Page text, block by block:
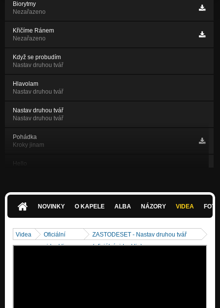
Biorytmy
Nezařazeno
Křičíme Ránem
Nezařazeno
Když se probudím
Nastav druhou tvář
Hlavolam
Nastav druhou tvář
Nastav druhou tvář
Nastav druhou tvář
Pohádka
Kroky jinam
Hello
Intro
Netopýr
NOVINKY O KAPELE ALBA NÁZORY VIDEA
Videa
Oficiální
videoklipy
ZASTODESET - Nastav druhou tvář
(oficiální videoklip)